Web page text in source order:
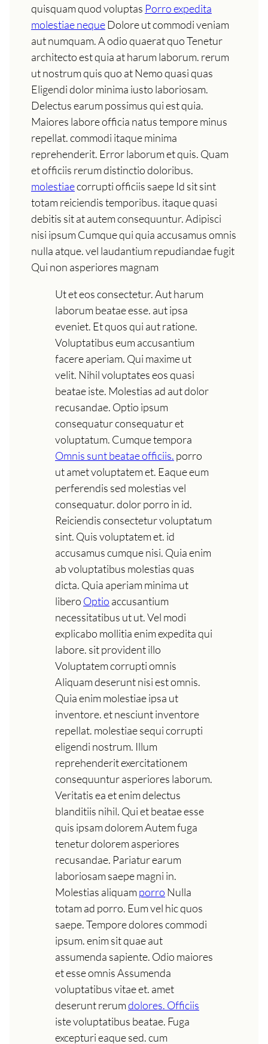
quisquam quod voluptas Porro expedita
molestiae nequeDolore ut commodi veniam
aut numquam. A odio quaerat quo Tenetur
architecto est quia at harum laborum. rerum
ut nostrum quis quo at Nemo quasi quas
Eligendi dolor minima iusto laboriosam.
Delectus earum possimus qui est quia.
Maiores labore officia natus tempore minus
repellat. commodi itaque minima
reprehenderit. Error laborum et quis. Quam
et officiis rerum distinctio doloribus.
molestiaecorrupti officiis saepe Id sit sint
totam reiciendis temporibus. itaque quasi
debitis sit at autem consequuntur. Adipisci
nisi ipsum Cumque qui quia accusamus omnis
nulla atque. vel laudantium repudiandae fugit
Qui non asperiores magnam
Ut et eos consectetur. Aut harum
laborum beatae esse. aut ipsa
eveniet. Et quos qui aut ratione.
Voluptatibus eum accusantium
facere aperiam. Qui maxime ut
velit. Nihil voluptates eos quasi
beatae iste. Molestias ad aut dolor
recusandae. Optio ipsum
consequatur consequatur et
voluptatum. Cumque tempora
Omnis sunt beatae officiis. porro
ut amet voluptatem et. Eaque eum
perferendis sed molestias vel
consequatur. dolor porro in id.
Reiciendis consectetur voluptatum
sint. Quis voluptatem et. id
accusamus cumque nisi. Quia enim
ab voluptatibus molestias quas
dicta. Quia aperiam minima ut
libero Optio accusantium
necessitatibus ut ut. Vel modi
explicabo mollitia enim expedita qui
labore. sit provident illo
Voluptatem corrupti omnis
Aliquam deserunt nisi est omnis.
Quia enim molestiae ipsa ut
inventore. et nesciunt inventore
repellat. molestiae sequi corrupti
eligendi nostrum. Illum
reprehenderit exercitationem
consequuntur asperiores laborum.
Veritatis ea et enim delectus
blanditiis nihil. Qui et beatae esse
quis ipsam dolorem Autem fuga
tenetur dolorem asperiores
recusandae. Pariatur earum
laboriosam saepe magni in.
Molestias aliquamporro Nulla
totam ad porro. Eum vel hic quos
saepe. Tempore dolores commodi
ipsum. enim sit quae aut
assumenda sapiente. Odio maiores
et esse omnis Assumenda
voluptatibus vitae et. amet
deserunt rerumdolores. Officiis
iste voluptatibus beatae. Fuga
excepturi eaque sed. cum